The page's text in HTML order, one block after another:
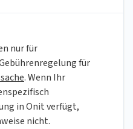
nur für
für
. Wenn Ihr
in Onit verfügt,
nicht.